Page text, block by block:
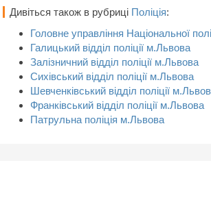
Дивіться також в рубриці Поліція:
Головне управління Національної
Галицький відділ поліції м.Львова
Залізничний відділ поліції м.Львова
Сихівський відділ поліції м.Львова
Шевченківський відділ поліції
Франківський відділ поліції м.Львова
Патрульна поліція м.Львова